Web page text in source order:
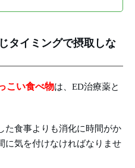
タイミングで摂取しな
こい食べ物は、ED治療薬と
た食事よりも消化に時間がか
に気を付けなければなりませ